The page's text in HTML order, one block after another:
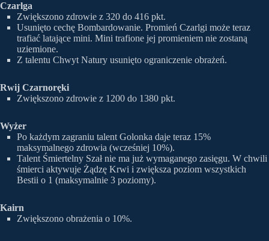
Czarlga
Zwiększono zdrowie z 320 do 416 pkt.
Usunięto cechę Bombardowanie. Promień Czarlgi może teraz
trafiać latające mini. Mini trafione jej promieniem nie zostaną
uziemione.
Z talentu Chwyt Natury usunięto ograniczenie obrażeń.
Rwij Czarnoręki
Zwiększono zdrowie z 1200 do 1380 pkt.
Wyżer
Po każdym zagraniu talent Golonka daje teraz 15%
maksymalnego zdrowia (wcześniej 10%).
Talent Śmiertelny Szał nie ma już wymaganego zasięgu. W chwili
śmierci aktywuje Żądzę Krwi i zwiększa poziom wszystkich
Bestii o 1 (maksymalnie 3 poziomy).
Kairn
Zwiększono obrażenia o 10%.